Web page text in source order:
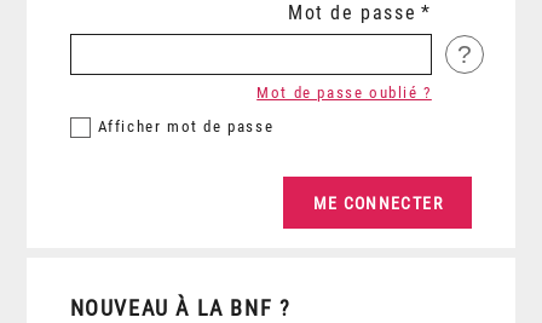
Mot de passe
?
Afficher mot de passe
Mot de passe oublié ?
NOUVEAU À LA BNF ?